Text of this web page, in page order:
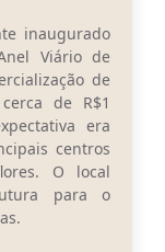
inaugurado
Viário de
de
de R$1
era
centros
O local
para o